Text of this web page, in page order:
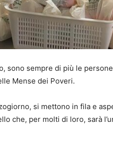
sono sempre di più le
Mense dei Poveri.
si mettono in fila e
che, per molti di loro, sarà